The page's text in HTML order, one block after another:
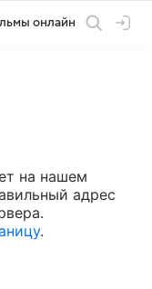
онлайн
на нашем
адрес
.